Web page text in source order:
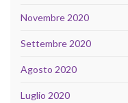
Novembre 2020
Settembre 2020
Agosto 2020
Luglio 2020